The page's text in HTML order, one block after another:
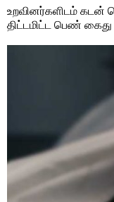
உறவினர்களிடம் கடன்
திட்டமிட்ட பெண் கைது